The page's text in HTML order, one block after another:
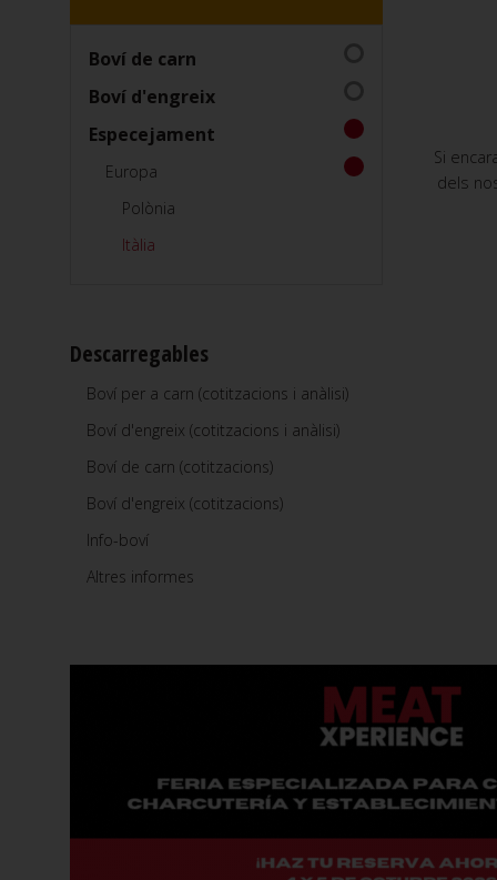
Boví de carn
Boví d'engreix
Especejament
Europa
Polònia
Itàlia
Descarregables
Boví per a carn (cotitzacions i anàlisi)
Boví d'engreix (cotitzacions i anàlisi)
Boví de carn (cotitzacions)
Boví d'engreix (cotitzacions)
Info-boví
Altres informes
Si
dels